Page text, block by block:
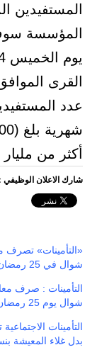
المستفيدين
المؤسسة
عدد
أكثر من
شارك الاعلان الوظيفي
«التأمينات»
شوال في 25 رمضان الجاري
التأمينات : صرف
شوال يوم 25 رمضان
التأمينات
بدل غلاء المعيشة بنسبة